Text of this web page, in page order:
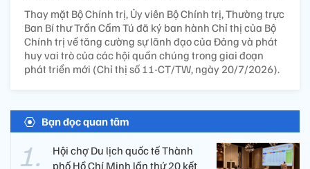
Thay mặt Bộ Chính trị, Ủy viên Bộ Chính trị, Thường trực
Ban Bí thư Trần Cẩm Tú đã ký ban hành Chỉ thị của Bộ
Chính trị về tăng cường sự lãnh đạo của Đảng và phát
huy vai trò của các hội quần chúng trong giai đoạn
phát triển mới (Chỉ thị số 11-CT/TW, ngày 20/7/2026).
Bạn đọc quan tâm
Hội chợ Du lịch quốc tế Thành
phố Hồ Chí Minh lần thứ 20 kết